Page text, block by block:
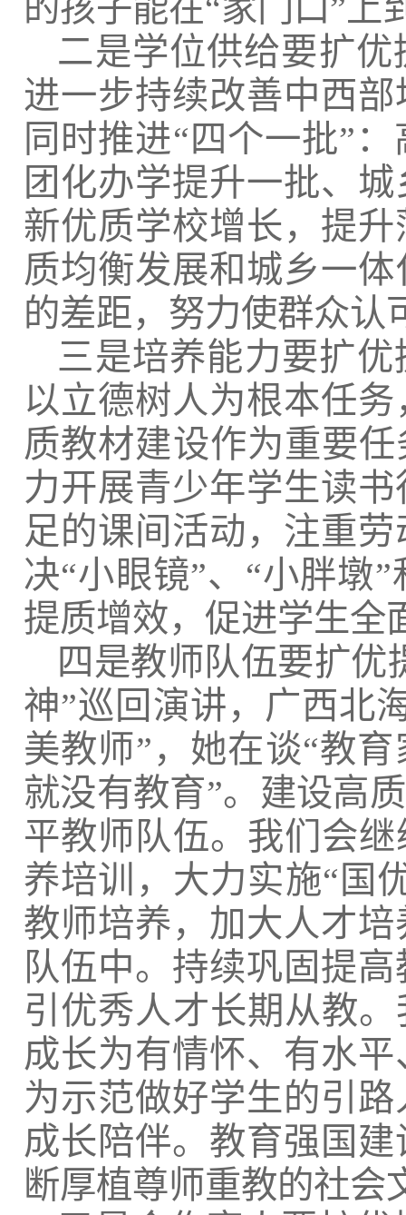
的孩子能在“家门口”上
二是学位供给要扩
进一步持续改善中西
同时推进“四个一批”
团化办学提升一批、
新优质学校增长，提
质均衡发展和城乡一
的差距，努力使群众认
三是培养能力要扩
以立德树人为根本任
质教材建设作为重要
力开展青少年学生读
足的课间活动，注重
决“小眼镜”、“小胖墩
提质增效，促进学生全
四是教师队伍要扩
神”巡回演讲，广西北
美教师”，她在谈“教
就没有教育”。建设高
平教师队伍。我们会
养培训，大力实施“国
教师培养，加大人才
队伍中。持续巩固提
引优秀人才长期从教
成长为有情怀、有水
为示范做好学生的引
成长陪伴。教育强国
断厚植尊师重教的社会